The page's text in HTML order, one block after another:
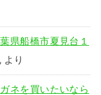
県船橋市夏見台１
より
ネを買いたいなら